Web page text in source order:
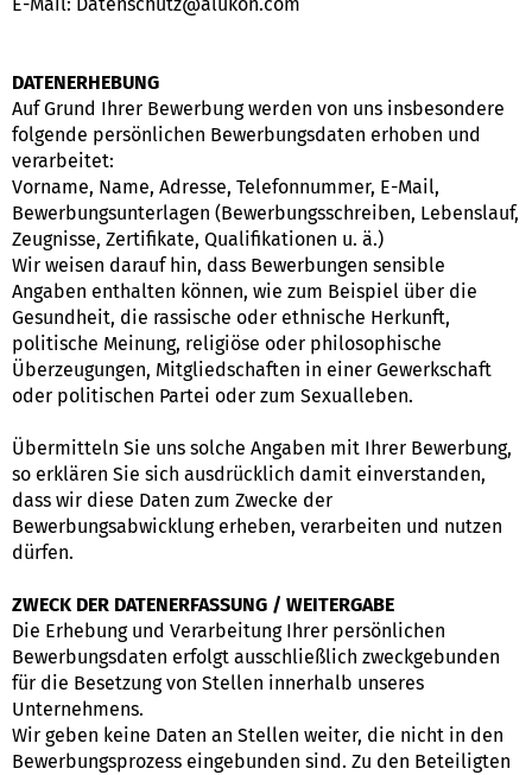
DATENERHEBUNG
Auf Grund Ihrer Bewerbung werden von uns insbesondere
folgende persönlichen Bewerbungsdaten erhoben und
verarbeitet:
Vorname, Name, Adresse, Telefonnummer, E-Mail,
Bewerbungsunterlagen (Bewerbungsschreiben, Lebenslauf,
Zeugnisse, Zertifikate, Qualifikationen u. ä.)
Wir weisen darauf hin, dass Bewerbungen sensible
Angaben enthalten können, wie zum Beispiel über die
Gesundheit, die rassische oder ethnische Herkunft,
politische Meinung, religiöse oder philosophische
Überzeugungen, Mitgliedschaften in einer Gewerkschaft
oder politischen Partei oder zum Sexualleben.
Übermitteln Sie uns solche Angaben mit Ihrer Bewerbung,
so erklären Sie sich ausdrücklich damit einverstanden,
dass wir diese Daten zum Zwecke der
Bewerbungsabwicklung erheben, verarbeiten und nutzen
dürfen.
ZWECK DER DATENERFASSUNG / WEITERGABE
Die Erhebung und Verarbeitung Ihrer persönlichen
Bewerbungsdaten erfolgt ausschließlich zweckgebunden
für die Besetzung von Stellen innerhalb unseres
Unternehmens.
Wir geben keine Daten an Stellen weiter, die nicht in den
Bewerbungsprozess eingebunden sind. Zu den Beteiligten